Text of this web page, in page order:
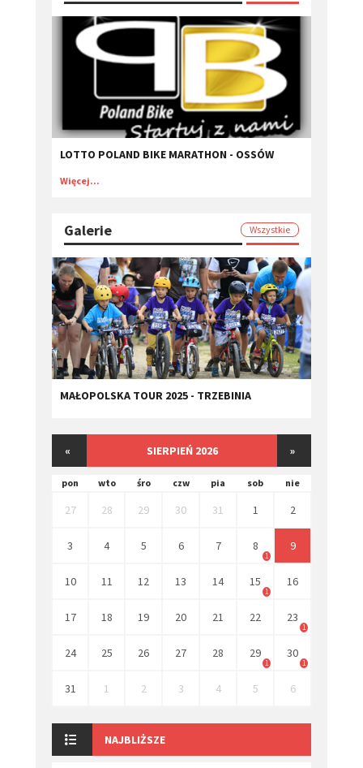
LOTTO POLAND BIKE MARATHON - OSSÓW
Więcej...
Galerie Wszystkie
MAŁOPOLSKA TOUR 2025 - TRZEBINIA
« SIERPIEŃ 2026 »
pon wto śro czw pia sob nie
27 28 29 30 31 1 2
3 4 5 6 7 8
1
9
10 11 12 13 14 15
1
16
17 18 19 20 21 22 23
1
24 25 26 27 28 29
1
30
1
31 1 2 3 4 5 6
NAJBLIŻSZE